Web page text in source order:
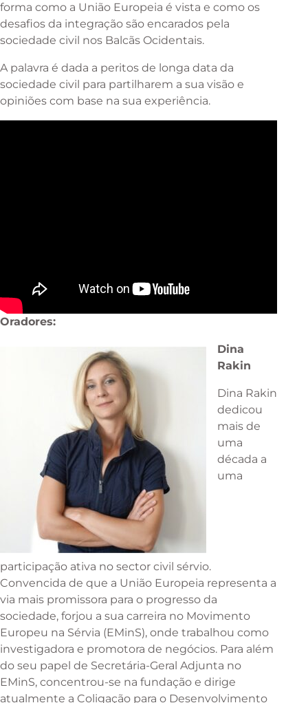
forma como a União Europeia é vista e como os
desafios da integração são encarados pela
sociedade civil nos Balcãs Ocidentais.
A palavra é dada a peritos de longa data da
sociedade civil para partilharem a sua visão e
opiniões com base na sua experiência.
Oradores:
Dina
Rakin
Dina Rakin
dedicou
mais de
uma
década a
uma
participação ativa no sector civil sérvio.
Convencida de que a União Europeia representa a
via mais promissora para o progresso da
sociedade, forjou a sua carreira no Movimento
Europeu na Sérvia (EMinS), onde trabalhou como
investigadora e promotora de negócios. Para além
do seu papel de Secretária-Geral Adjunta no
EMinS, concentrou-se na fundação e dirige
atualmente a Coligação para o Desenvolvimento